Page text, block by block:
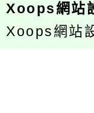
Xoops網站
Xoops網站